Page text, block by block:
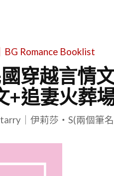
Romance Booklist
穿越言情
+追妻火葬
｜伊莉莎・S(兩個筆